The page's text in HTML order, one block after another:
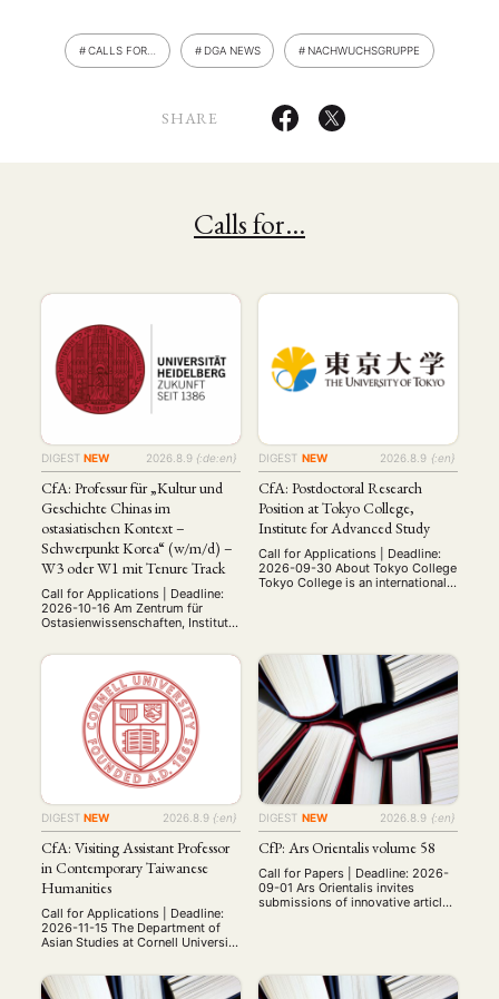
CALLS FOR… DGA NEWS NACHWUCHSGRUPPE
SHARE
Calls for…
DIGEST NEW 2026.8.9 {:de:en}
CfA: Professur für „Kultur und
Geschichte Chinas im
ostasiatischen Kontext –
Schwerpunkt Korea“ (w/m/d) –
W3 oder W1 mit Tenure Track
Call for Applications | Deadline:
2026-10-16 Am Zentrum für
Ostasienwissenschaften, Institut
nächstmöglichen Zeitpunkt eine
Professur für „Kultur und
Geschichte Chinas im
ostasiatischen Kontext -
Schwerpunkt Korea“ (w/m/d) W3
oder W1 mit Tenure Track zu
besetzen. Von den
Bewerber∗innen wird erwartet,
das Gebiet der Sinologie mit
einem Fokus auf …
DIGEST NEW 2026.8.9 {:en}
CfA: Postdoctoral Research
Position at Tokyo College,
Institute for Advanced Study
Call for Applications | Deadline:
2026-09-30 About Tokyo College
Tokyo College is an international
and researchers/research
institutions around the world and
create a shared vision of an ideal
future with people from across
the …
DIGEST NEW 2026.8.9 {:en}
CfA: Visiting Assistant Professor
in Contemporary Taiwanese
Humanities
Call for Applications | Deadline:
2026-11-15 The Department of
Asian Studies at Cornell University
professorship in contemporary
DIGEST NEW 2026.8.9 {:en}
CfP: Ars Orientalis volume 58
Call for Papers | Deadline: 2026-
09-01 Ars Orientalis invites
submissions of innovative articles
previously unpublished work that
reflects insightful interventions,